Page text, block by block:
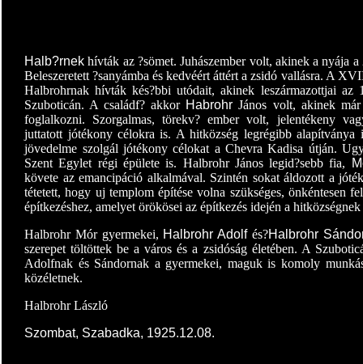
Halb?rnek hívták az ?sömet. Juhászember volt, akinek a nyája
Beleszeretett ?sanyámba és kedvéért áttért a zsidó vallásra. A
Halbrohrnak hívták kés?bbi utódait, akinek leszármazottjai az
Szuboticán. A családf? akkor Habrohr János volt, akinek
foglalkozni. Szorgalmas, törekv? ember volt, jelentékeny
juttatott jótékony célokra is. A hitközség legrégibb
jövedelme szolgál jótékony célokat a Chevra Kadisa útján.
Szent Egylet régi épülete is. Halbrohr János legid?sebb fia,
követe az emancipáció alkalmával. Szintén sokat áldozott a
tétetett, hogy uj templom építése volna szükséges, önkéntesen
építkezéshez, amelyet örökösei az építkezés idején a
Halbrohr Mór gyermekei, Halbrohr Adolfés?Halbrohr
szerepet töltöttek be a város és a zsidóság életében. A
Adolfnak és Sándornak a gyermekei, maguk is komoly
közéletnek.
Halbrohr László
Szombat, Szabadka, 1925.12.08.